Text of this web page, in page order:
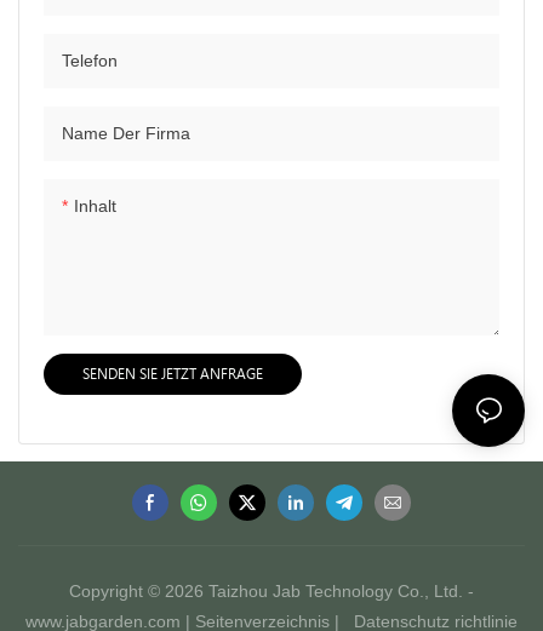
Telefon
Name Der Firma
Inhalt
SENDEN SIE JETZT ANFRAGE
Copyright © 2026 Taizhou Jab Technology Co., Ltd. -
www.jabgarden.com | Seitenverzeichnis | Datenschutz richtlinie